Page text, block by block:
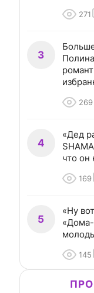
271
3
269
4
«Дед
что он
169
5
«Ну
«Дома-
145